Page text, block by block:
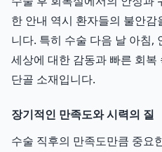
한 안내 역시 환자들의 불안
니다. 특히 수술 다음 날 아침,
세상에 대한 감동과 빠른 회
단골 소재입니다.
장기적인 만족도와 시력의 질
수술 직후의 만족도만큼 중요